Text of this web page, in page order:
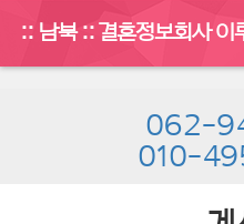
:: 남북 :: 결혼정보회사 이
062-
010-